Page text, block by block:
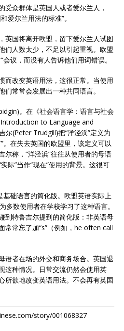
受众群体是英国人或者爱尔兰人，
爱尔兰用法的标准”。
英国将离开欧盟，留下爱尔兰人试图
们人数太少，不足以引起重视。欧盟
议，而没有人告诉他们用词错误。
而改变英语用法，这很正常。当使用
常常会发展出一种共同语言。
。在《社会语言学：语言与社会
to Language and
尔(Peter Trudgill)把“洋泾浜”定义为
。在失去英国的欧盟里，该定义可以
尔称，“洋泾浜”往往从使用者的母语
际”当作“现在”使用的背景。这很可
基础语言的简化版。欧盟英语实际上
数使用者在学校学习了这种语言。
到特鲁吉尔提到的简化版：非英语母
常常忘了加“s”（例如，he often call
语者在场的外交和商务场合。英国退
这种情况。日常交流仍然会使用英
所欲地改变英语用法。不会再有英国
story/001068327